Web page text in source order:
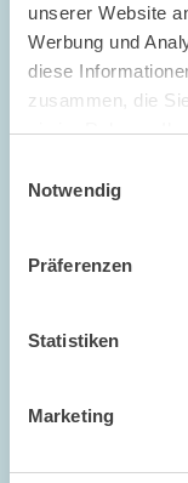
unserer Website
Werbung und
diese
zusammen, die
sie im Rahmen
Notwendig
Präferenzen
Statistiken
Marketing
Mehr
besser: Die
nicht
Bild
vergrößerter